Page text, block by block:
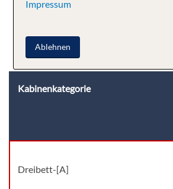
Kabinenkategorie
Dreibett-[A]
Impressum
Ablehnen